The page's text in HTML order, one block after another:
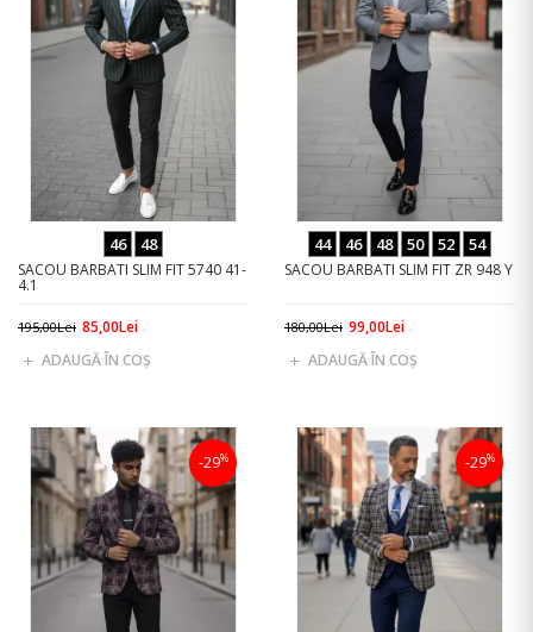
46 48
SACOU BARBATI SLIM FIT 5740 41-
4.1
195,00Lei 85,00Lei
ADAUGĂ ÎN COŞ
44 46 48 50 52 54
SACOU BARBATI SLIM FIT ZR 948 Y
180,00Lei 99,00Lei
ADAUGĂ ÎN COŞ
-29% -29%